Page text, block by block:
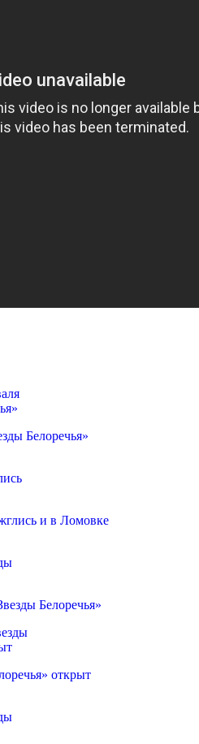
Белоречья»
и в Ломовке
Белоречья»
открыт